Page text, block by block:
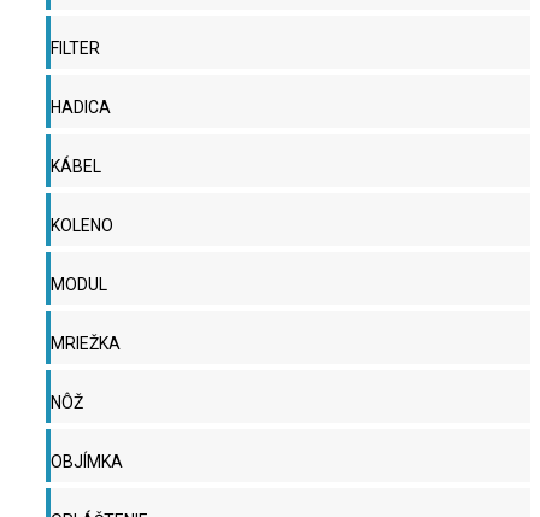
FILTER
HADICA
KÁBEL
KOLENO
MODUL
MRIEŽKA
NÔŽ
OBJÍMKA